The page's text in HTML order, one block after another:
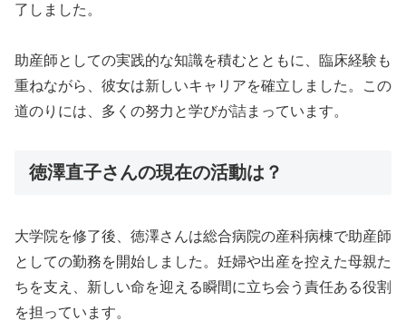
了しました。
助産師としての実践的な知識を積むとともに、臨床経験も
重ねながら、彼女は新しいキャリアを確立しました。この
道のりには、多くの努力と学びが詰まっています。
徳澤直子さんの現在の活動は？
大学院を修了後、徳澤さんは総合病院の産科病棟で助産師
としての勤務を開始しました。妊婦や出産を控えた母親た
ちを支え、新しい命を迎える瞬間に立ち会う責任ある役割
を担っています。